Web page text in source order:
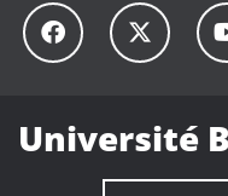
Université